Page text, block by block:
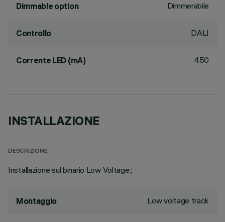
Dimmable option Dimmerabile
Controllo DALI
Corrente LED (mA) 450
INSTALLAZIONE
DESCRIZIONE
Installazione sul binario Low Voltage.;
Montaggio Low voltage track